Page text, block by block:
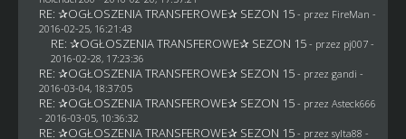
RE: ✰OGŁOSZENIA TRANSFEROWE✰ SEZON 15 - przez FireMan -
2016-02-25, 16:21:43
RE: ✰OGŁOSZENIA TRANSFEROWE✰ SEZON 15 - przez pj007-
2016-02-28, 17:23:36
RE: ✰OGŁOSZENIA TRANSFEROWE✰ SEZON 15 - przez gandi -
2016-03-04, 18:37:05
RE: ✰OGŁOSZENIA TRANSFEROWE✰ SEZON 15 - przez Asteck666
- 2016-03-05, 10:36:32
RE: ✰OGŁOSZENIA TRANSFEROWE✰ SEZON 15 - przez sylta88 -